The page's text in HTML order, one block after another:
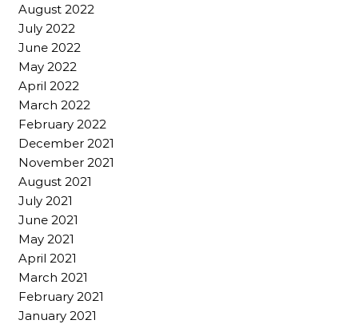
August 2022
July 2022
June 2022
May 2022
April 2022
March 2022
February 2022
December 2021
November 2021
August 2021
July 2021
June 2021
May 2021
April 2021
March 2021
February 2021
January 2021